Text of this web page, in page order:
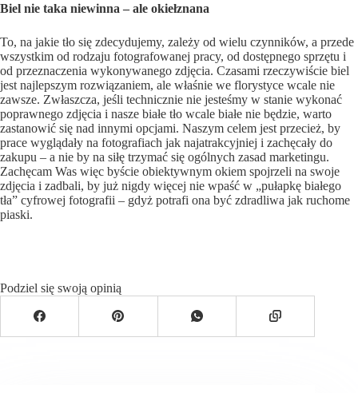
Biel nie taka niewinna – ale okiełznana
To, na jakie tło się zdecydujemy, zależy od wielu czynników, a przede
wszystkim od rodzaju fotografowanej pracy, od dostępnego sprzętu i
od przeznaczenia wykonywanego zdjęcia. Czasami rzeczywiście biel
jest najlepszym rozwiązaniem, ale właśnie we florystyce wcale nie
zawsze. Zwłaszcza, jeśli technicznie nie jesteśmy w stanie wykonać
poprawnego zdjęcia i nasze białe tło wcale białe nie będzie, warto
zastanowić się nad innymi opcjami. Naszym celem jest przecież, by
prace wyglądały na fotografiach jak najatrakcyjniej i zachęcały do
zakupu – a nie by na siłę trzymać się ogólnych zasad marketingu.
Zachęcam Was więc byście obiektywnym okiem spojrzeli na swoje
zdjęcia i zadbali, by już nigdy więcej nie wpaść w „pułapkę białego
tła” cyfrowej fotografii – gdyż potrafi ona być zdradliwa jak ruchome
piaski.
Podziel się swoją opinią